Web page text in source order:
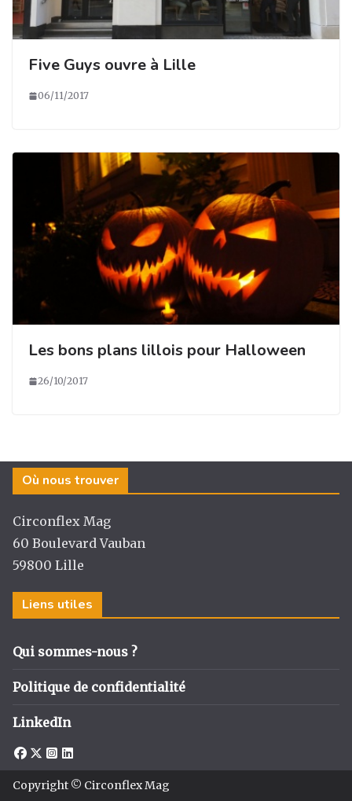
Five Guys ouvre à Lille
06/11/2017
Les bons plans lillois pour Halloween
26/10/2017
Où nous trouver
Circonflex Mag
60 Boulevard Vauban
59800 Lille
Liens utiles
Qui sommes-nous ?
Politique de confidentialité
LinkedIn
Copyright © Circonflex Mag